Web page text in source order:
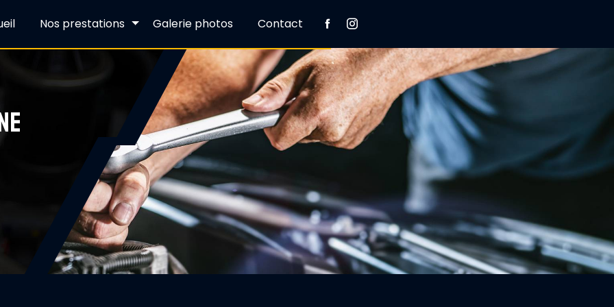
Nos prestations Galerie photos Contact